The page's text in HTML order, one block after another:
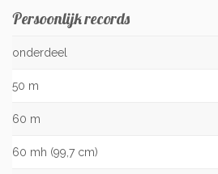
Persoonlijk records
onderdeel
50 m
60 m
60 mh (99,7 cm)